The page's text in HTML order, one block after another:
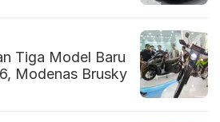
Tiga Model Baru
Modenas Brusky